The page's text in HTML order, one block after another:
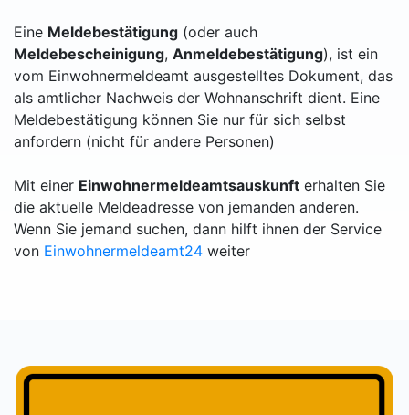
Eine Meldebestätigung (oder auch
Meldebescheinigung, Anmeldebestätigung), ist ein
vom Einwohnermeldeamt ausgestelltes Dokument, das
als amtlicher Nachweis der Wohnanschrift dient. Eine
Meldebestätigung können Sie nur für sich selbst
anfordern (nicht für andere Personen)
Mit einer Einwohnermeldeamtsauskunft erhalten Sie
die aktuelle Meldeadresse von jemanden anderen.
Wenn Sie jemand suchen, dann hilft ihnen der Service
von Einwohnermeldeamt24 weiter